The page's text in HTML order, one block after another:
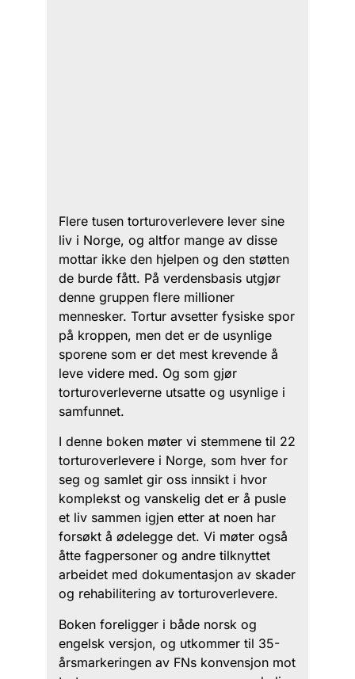
Flere tusen torturoverlevere lever sine
liv i Norge, og altfor mange av disse
mottar ikke den hjelpen og den støtten
de burde fått. På verdensbasis utgjør
denne gruppen flere millioner
mennesker. Tortur avsetter fysiske spor
på kroppen, men det er de usynlige
sporene som er det mest krevende å
leve videre med. Og som gjør
torturoverleverne utsatte og usynlige i
samfunnet.
I denne boken møter vi stemmene til 22
torturoverlevere i Norge, som hver for
seg og samlet gir oss innsikt i hvor
komplekst og vanskelig det er å pusle
et liv sammen igjen etter at noen har
forsøkt å ødelegge det. Vi møter også
åtte fagpersoner og andre tilknyttet
arbeidet med dokumentasjon av skader
og rehabilitering av torturoverlevere.
Boken foreligger i både norsk og
engelsk versjon, og utkommer til 35-
årsmarkeringen av FNs konvensjon mot